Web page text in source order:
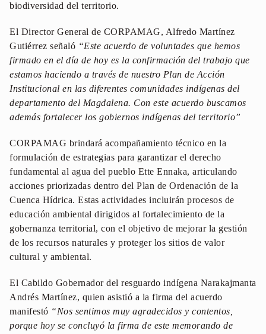
biodiversidad del territorio.
El Director General de CORPAMAG, Alfredo Martínez
Gutiérrez señaló “Este acuerdo de voluntades que hemos
firmado en el día de hoy es la confirmación del trabajo que
estamos haciendo a través de nuestro Plan de Acción
Institucional en las diferentes comunidades indígenas del
departamento del Magdalena. Con este acuerdo buscamos
además fortalecer los gobiernos indígenas del territorio”
CORPAMAG brindará acompañamiento técnico en la
formulación de estrategias para garantizar el derecho
fundamental al agua del pueblo Ette Ennaka, articulando
acciones priorizadas dentro del Plan de Ordenación de la
Cuenca Hídrica. Estas actividades incluirán procesos de
educación ambiental dirigidos al fortalecimiento de la
gobernanza territorial, con el objetivo de mejorar la gestión
de los recursos naturales y proteger los sitios de valor
cultural y ambiental.
El Cabildo Gobernador del resguardo indígena Narakajmanta
Andrés Martínez, quien asistió a la firma del acuerdo
manifestó “Nos sentimos muy agradecidos y contentos,
porque hoy se concluyó la firma de este memorando de